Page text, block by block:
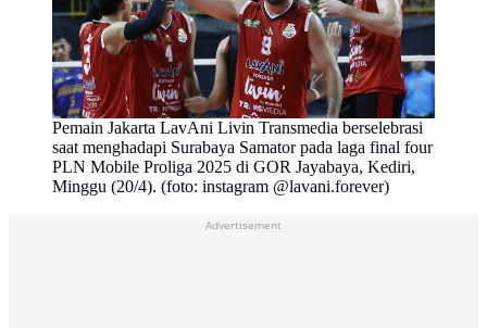
Pemain Jakarta LavAni Livin Transmedia berselebrasi
saat menghadapi Surabaya Samator pada laga final four
PLN Mobile Proliga 2025 di GOR Jayabaya, Kediri,
Minggu (20/4). (foto: instagram @lavani.forever)
Advertisement